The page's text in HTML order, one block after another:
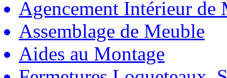
Agencement Intérieur de
Assemblage de Meuble
Aides au Montage